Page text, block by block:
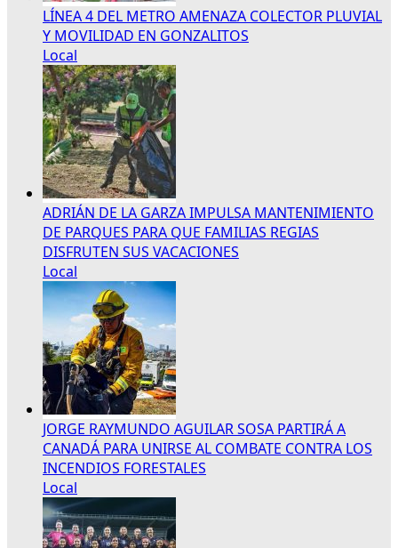
LÍNEA 4 DEL METRO AMENAZA COLECTOR PLUVIAL
Y MOVILIDAD EN GONZALITOS
Local
ADRIÁN DE LA GARZA IMPULSA MANTENIMIENTO
DE PARQUES PARA QUE FAMILIAS REGIAS
DISFRUTEN SUS VACACIONES
Local
JORGE RAYMUNDO AGUILAR SOSA PARTIRÁ A
CANADÁ PARA UNIRSE AL COMBATE CONTRA LOS
INCENDIOS FORESTALES
Local